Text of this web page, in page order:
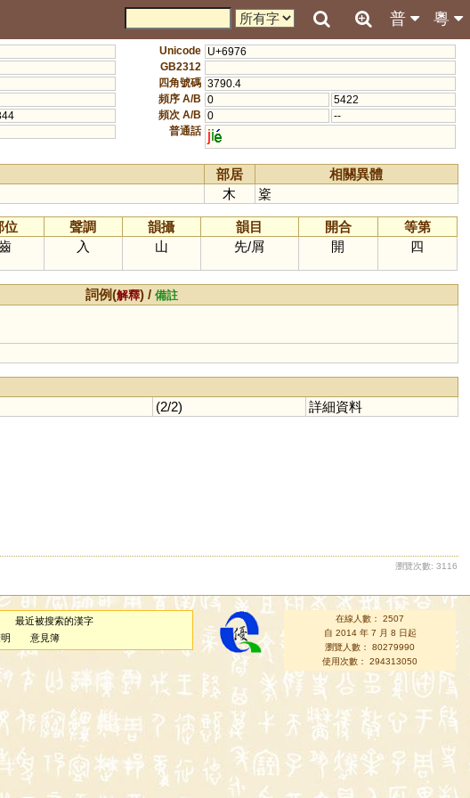
粵
普
Unicode U+6976
GB2312
四角號碼 3790.4
頻序 A/B 0
5422
頻次 A/B 0
--
普通話 ji
部居
相關異體
木 楶
位 聲調 韻攝 韻目 開合
等第
入 山 先/屑 開 四
詞例(解釋) /備註
(2/2) 詳細資料
瀏覽次數: 3116
最近被搜索的漢字
意見簿
在線人數： 2507
自 2014 年 7 月 8 日起
瀏覽人數： 80279990
使用次數： 294313050